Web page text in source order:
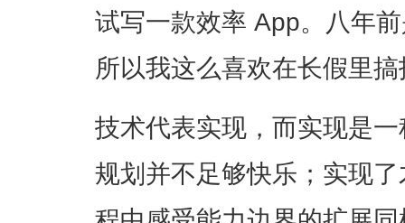
试写一款效率 App。八年
所以我这么喜欢在长假里
技术代表实现，而实现是
规划并不足够快乐；实现